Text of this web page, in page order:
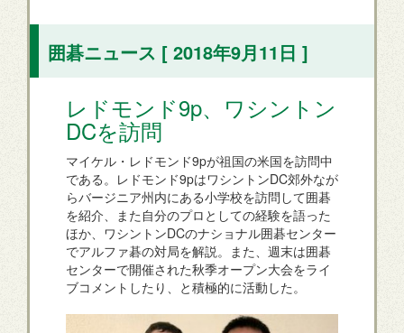
囲碁ニュース [ 2018年9月11日 ]
レドモンド9p、ワシントン
DCを訪問
マイケル・レドモンド9pが祖国の米国を訪問中
である。レドモンド9pはワシントンDC郊外なが
らバージニア州内にある小学校を訪問して囲碁
を紹介、また自分のプロとしての経験を語った
ほか、ワシントンDCのナショナル囲碁センター
でアルファ碁の対局を解説。また、週末は囲碁
センターで開催された秋季オープン大会をライ
ブコメントしたり、と積極的に活動した。